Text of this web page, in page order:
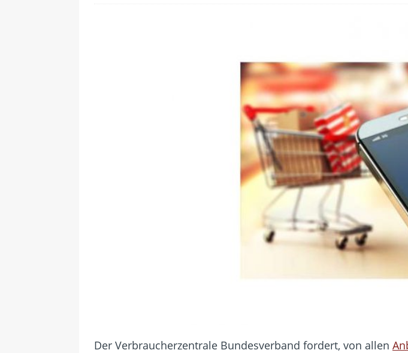
BKA zerschlägt weltweit aktive Phishing-Plattform
Wahlfreiheit der Verbraucher gestärkt – Gerichtsurteil
Der Verbraucherzentrale Bundesverband fordert, von allen